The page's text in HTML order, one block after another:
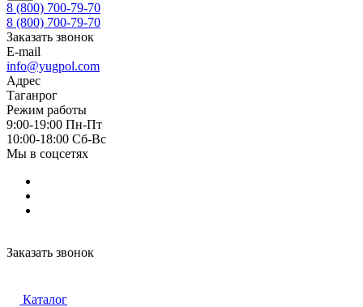
8 (800) 700-79-70
8 (800) 700-79-70
Заказать звонок
E-mail
info@yugpol.com
Адрес
Таганрог
Режим работы
9:00-19:00 Пн-Пт
10:00-18:00 Cб-Вс
Мы в соцсетях
Заказать звонок
Каталог